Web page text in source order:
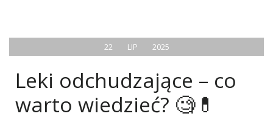
22 LIP 2025
Leki odchudzające – co
warto wiedzieć? 🧐💊